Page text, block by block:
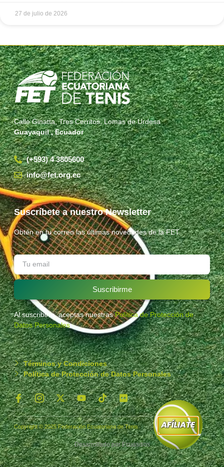
27 de julio de 2026
Calle Ginatta, Tres Cerritos, Lomas de Urdesa
Guayaquil , Ecuador
(+593) 4 3805600
info@fet.org.ec
Suscríbete a nuestro Newsletter
Obtén en tu correo las últimas novedades de la FET.
Suscribirme
Al suscribirte, aceptas nuestrasPolítica de Protección de
Datos Personales.
Términos y Condiciones
Política de Protección de Datos Personales
Copyright © 2025 Federación Ecuatoriana de Tenis
Desarrollado porEcuasitios